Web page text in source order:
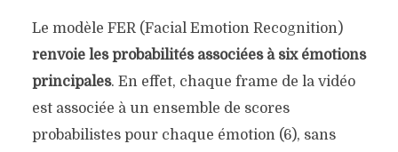
Le modèle FER (Facial Emotion Recognition)
renvoie les probabilités associées à six émotions
principales. En effet, chaque frame de la vidéo
est associée à un ensemble de scores
probabilistes pour chaque émotion (6), sans